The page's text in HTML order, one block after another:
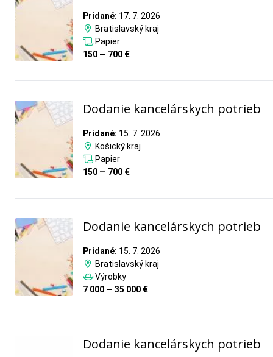
Pridané: 17. 7. 2026
Bratislavský kraj
Papier
150 — 700 €
Dodanie kancelárskych potrieb
Pridané: 15. 7. 2026
Košický kraj
Papier
150 — 700 €
Dodanie kancelárskych potrieb
Pridané: 15. 7. 2026
Bratislavský kraj
Výrobky
7 000 — 35 000 €
Dodanie kancelárskych potrieb